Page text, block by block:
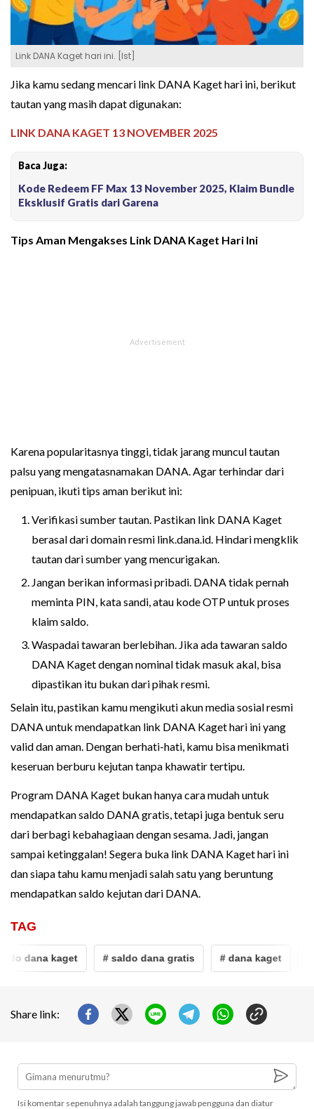
Link DANA Kaget hari ini. [Ist]
Jika kamu sedang mencari link DANA Kaget hari ini, berikut
tautan yang masih dapat digunakan:
LINK DANA KAGET 13 NOVEMBER 2025
Baca Juga:
Kode Redeem FF Max 13 November 2025, Klaim Bundle
Eksklusif Gratis dari Garena
Tips Aman Mengakses Link DANA Kaget Hari Ini
Karena popularitasnya tinggi, tidak jarang muncul tautan
palsu yang mengatasnamakan DANA. Agar terhindar dari
penipuan, ikuti tips aman berikut ini:
Verifikasi sumber tautan. Pastikan link DANA Kaget
berasal dari domain resmi link.dana.id. Hindari mengklik
tautan dari sumber yang mencurigakan.
Jangan berikan informasi pribadi. DANA tidak pernah
meminta PIN, kata sandi, atau kode OTP untuk proses
klaim saldo.
Waspadai tawaran berlebihan. Jika ada tawaran saldo
DANA Kaget dengan nominal tidak masuk akal, bisa
dipastikan itu bukan dari pihak resmi.
Selain itu, pastikan kamu mengikuti akun media sosial resmi
DANA untuk mendapatkan link DANA Kaget hari ini yang
valid dan aman. Dengan berhati-hati, kamu bisa menikmati
keseruan berburu kejutan tanpa khawatir tertipu.
Program DANA Kaget bukan hanya cara mudah untuk
mendapatkan saldo DANA gratis, tetapi juga bentuk seru
dari berbagi kebahagiaan dengan sesama. Jadi, jangan
sampai ketinggalan! Segera buka link DANA Kaget hari ini
dan siapa tahu kamu menjadi salah satu yang beruntung
mendapatkan saldo kejutan dari DANA.
TAG
dana kaget # saldo dana gratis # dana kaget
Share link:
Isi komentar sepenuhnya adalah tanggung jawab pengguna dan diatur